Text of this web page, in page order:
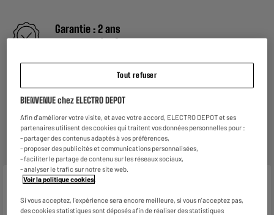
Garantie :2 ans
Jusqu'enaoût 2028
Reprise de votre ancien appareil
En savoir +
ELECTROSÛR
Une assurance à vie à partir de6€/moispour couvrir les
appareils de votre foyer achetés chez nous ou ailleurs.
En savoir +
Caractéristiques
Marque WATT AND CO
Tout refuser
BIENVENUE chez ELECTRO DEPOT
Afin d'améliorer votre visite, et avec votre accord, ELECTRO DEPOT et ses
partenaires utilisent des cookies qui traitent vos données personnelles pour :
- partager des contenus adaptés à vos préférences,
- proposer des publicités et communications personnalisées,
- faciliter le partage de contenu sur les réseaux sociaux,
- analyser le trafic sur notre site web.
Voir la politique cookies.
Si vous acceptez, l'expérience sera encore meilleure, si vous n'acceptez pas,
des cookies statistiques sont déposés afin de réaliser des statistiques